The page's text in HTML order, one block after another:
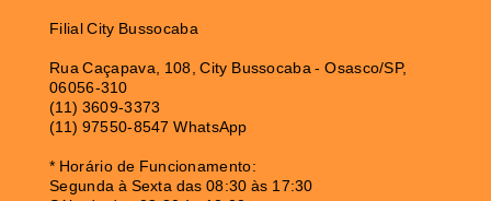
Filial City Bussocaba
Rua Caçapava, 108, City Bussocaba - Osasco/SP,
06056-310
(11) 3609-3373
(11) 97550-8547 WhatsApp
* Horário de Funcionamento:
Segunda à Sexta das 08:30 às 17:30